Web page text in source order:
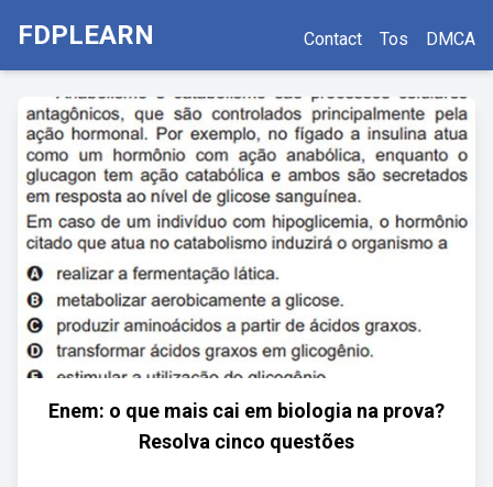
FDPLEARN Contact Tos DMCA
Enem: o que mais cai em biologia na prova?
Resolva cinco questões